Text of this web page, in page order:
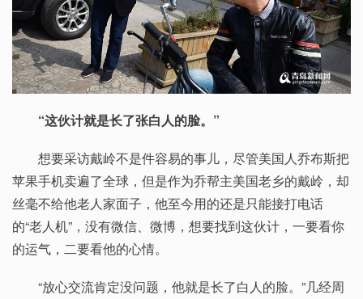
“这伙计就是长了张白人的脸。”
想要采访戴岭不是件容易的事儿，尽管美国人乔布斯把
苹果手机卖遍了全球，但是作为乔帮主美国老乡的戴岭，却
丝毫不给他老人家面子，他至今用的还是只能接打电话
的“老人机”，没有微信、微博，想要找到这伙计，一要看你
的运气，二要看他的心情。
“放心交流肯定没问题，他就是长了白人的脸。”几经周